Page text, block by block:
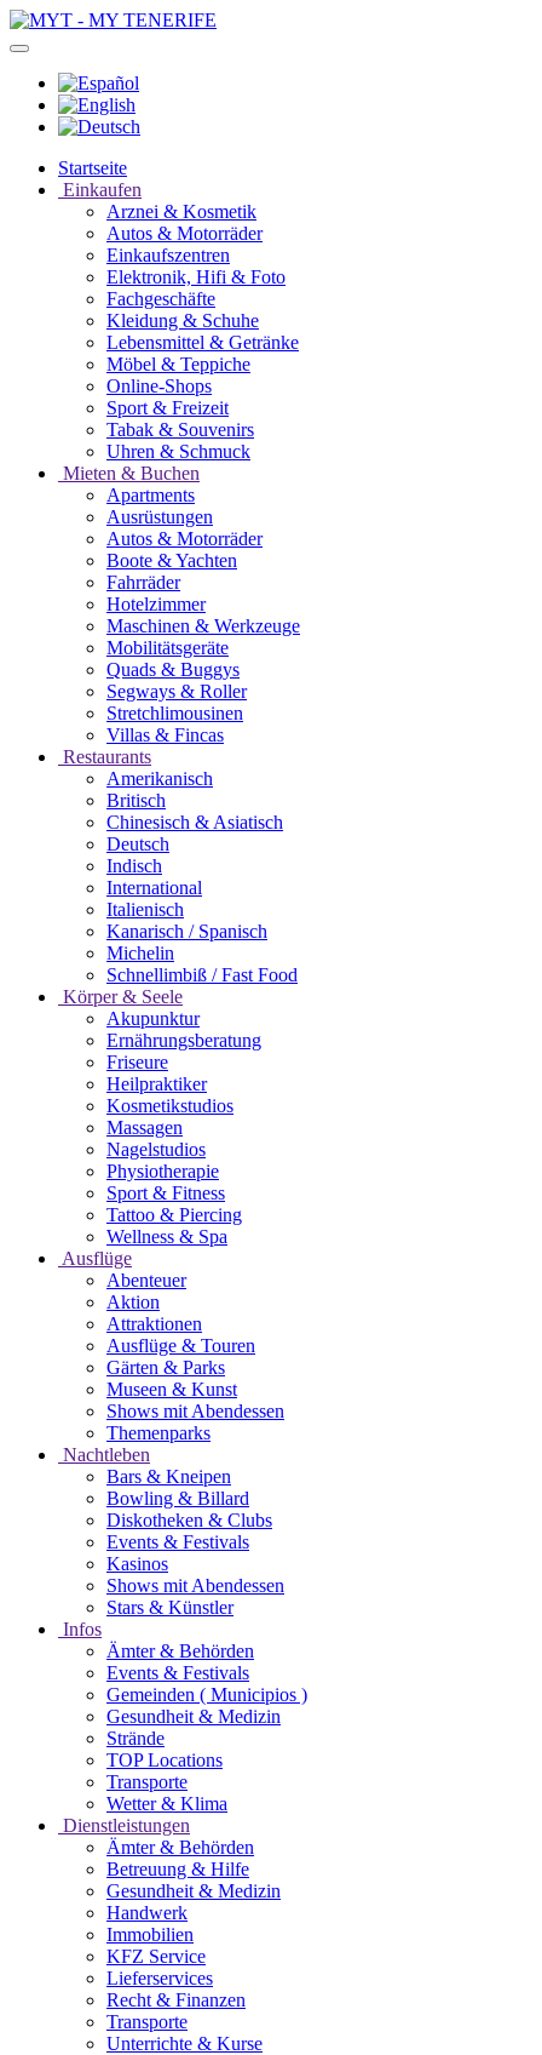
Startseite
Einkaufen
Arznei & Kosmetik
Autos & Motorräder
Einkaufszentren
Elektronik, Hifi & Foto
Fachgeschäfte
Kleidung & Schuhe
Lebensmittel & Getränke
Möbel & Teppiche
Online-Shops
Sport & Freizeit
Tabak & Souvenirs
Uhren & Schmuck
Mieten & Buchen
Apartments
Ausrüstungen
Autos & Motorräder
Boote & Yachten
Fahrräder
Hotelzimmer
Maschinen & Werkzeuge
Mobilitätsgeräte
Quads & Buggys
Segways & Roller
Stretchlimousinen
Villas & Fincas
Restaurants
Amerikanisch
Britisch
Chinesisch & Asiatisch
Deutsch
Indisch
International
Italienisch
Kanarisch / Spanisch
Michelin
Schnellimbiß / Fast Food
Körper & Seele
Akupunktur
Ernährungsberatung
Friseure
Heilpraktiker
Kosmetikstudios
Massagen
Nagelstudios
Physiotherapie
Sport & Fitness
Tattoo & Piercing
Wellness & Spa
Ausflüge
Abenteuer
Aktion
Attraktionen
Ausflüge & Touren
Gärten & Parks
Museen & Kunst
Shows mit Abendessen
Themenparks
Nachtleben
Bars & Kneipen
Bowling & Billard
Diskotheken & Clubs
Events & Festivals
Kasinos
Shows mit Abendessen
Stars & Künstler
Infos
Ämter & Behörden
Events & Festivals
Gemeinden ( Municipios )
Gesundheit & Medizin
Strände
TOP Locations
Transporte
Wetter & Klima
Dienstleistungen
Ämter & Behörden
Betreuung & Hilfe
Gesundheit & Medizin
Handwerk
Immobilien
KFZ Service
Lieferservices
Recht & Finanzen
Transporte
Unterrichte & Kurse